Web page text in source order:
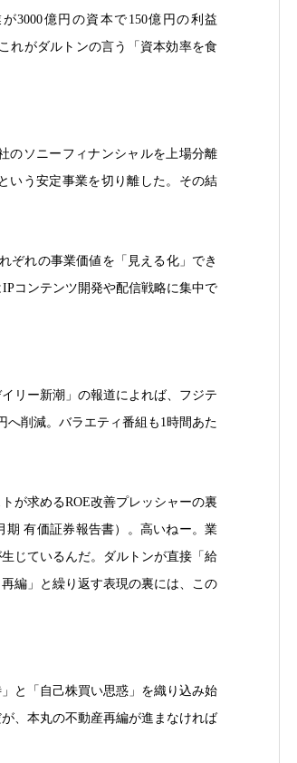
3000億円の資本で150億円の利益
れがダルトンの言う「資本効率を食
のソニーフィナンシャルを上場分離
いう安定事業を切り離した。その結
ぞれの事業価値を「見える化」でき
コンテンツ開発や配信戦略に集中で
リー新潮」の報道によれば、フジテ
へ削減。バラエティ番組も1時間あた
が求めるROE改善プレッシャーの裏
期 有価証券報告書）。高いねー。業
じているんだ。ダルトンが直接「給
編」と繰り返す表現の裏には、この
と「自己株買い思惑」を織り込み始
、本丸の不動産再編が進まなければ